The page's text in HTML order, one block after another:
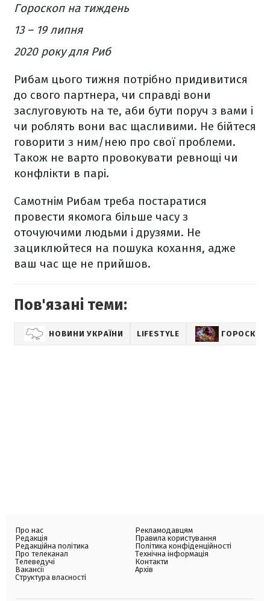
Гороскоп на тиждень
13 – 19 липня
2020 року для Риб
Рибам цього тижня потрібно придивитися
до свого партнера, чи справді вони
заслуговують на те, аби бути поруч з вами і
чи роблять вони вас щасливими. Не бійтеся
говорити з ним/нею про свої проблеми.
Також не варто провокувати ревнощі чи
конфлікти в парі.
Самотнім Рибам треба постаратися
провести якомога більше часу з
оточуючими людьми і друзями. Не
зациклюйтеся на пошука кохання, адже
ваш час ще не прийшов.
Пов'язані теми:
НОВИНИ УКРАЇНИ LIFESTYLE ГОРОСКОП
Про нас
Редакція
Редакційна політика
Про телеканал
Телеведучі
Вакансії
Структура власності
Рекламодавцям
Правила користування
Політика конфіденційності
Технічна інформація
Контакти
Архів